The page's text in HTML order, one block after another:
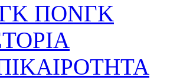
ΠΟΝΓΚ